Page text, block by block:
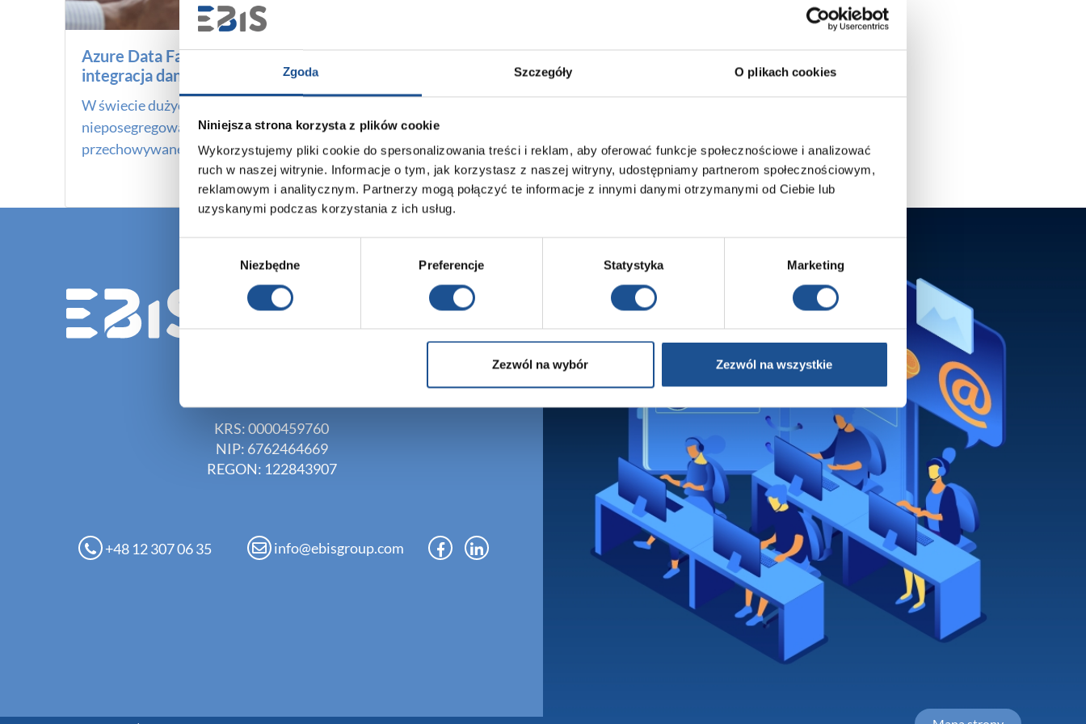
Zgoda Szczegóły O plikach cookies
Niniejsza strona korzysta z plików cookie
Wykorzystujemy pliki cookie do spersonalizowania treści i reklam, aby oferować funkcje społecznościowe i analizować
ruch w naszej witrynie. Informacje o tym, jak korzystasz z naszej witryny, udostępniamy partnerom społecznościowym,
reklamowym i analitycznym. Partnerzy mogą połączyć te informacje z innymi danymi otrzymanymi od Ciebie lub
uzyskanymi podczas korzystania z ich usług.
Niezbędne Preferencje Statystyka Marketing
Zezwól na wybór Zezwól na wszystkie
Azure Data Factory – szybsza
integracja danych
W świecie dużych danych, surowe i
nieposegregowane dane są bardzo często
przechowywane w różnych systemach –...
Czytaj dalej
KRS: 0000459760
NIP: 6762464669
REGON: 122843907
+48 12 307 06 35 info@ebisgroup.com